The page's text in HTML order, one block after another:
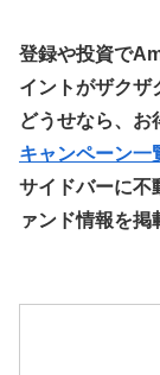
登録や投資で
イントがザクザ
どうせなら、お
キャンペーン一
サイドバーに不
ァンド情報を掲